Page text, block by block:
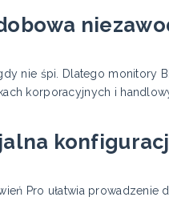
nie śpi. Dlatego monitory
korporacyjnych i
Pro ułatwia prowadzenie